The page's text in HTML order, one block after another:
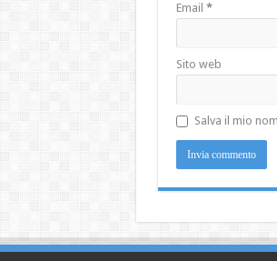
Email *
Sito web
Salva il mio